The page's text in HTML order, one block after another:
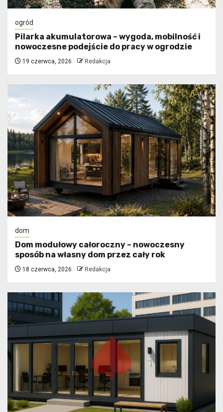
ogród
Pilarka akumulatorowa – wygoda, mobilność i
nowoczesne podejście do pracy w ogrodzie
19 czerwca, 2026 Redakcja
dom
Dom modułowy całoroczny – nowoczesny
sposób na własny dom przez cały rok
18 czerwca, 2026 Redakcja